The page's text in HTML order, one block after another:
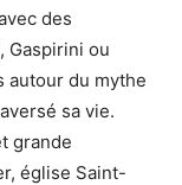
des
Gaspirini ou
autour du mythe
sa vie.
grande
église Saint-